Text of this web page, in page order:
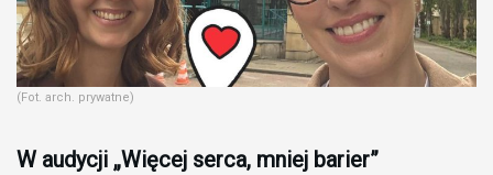
(Fot. arch. prywatne)
W audycji „Więcej serca, mniej barier”